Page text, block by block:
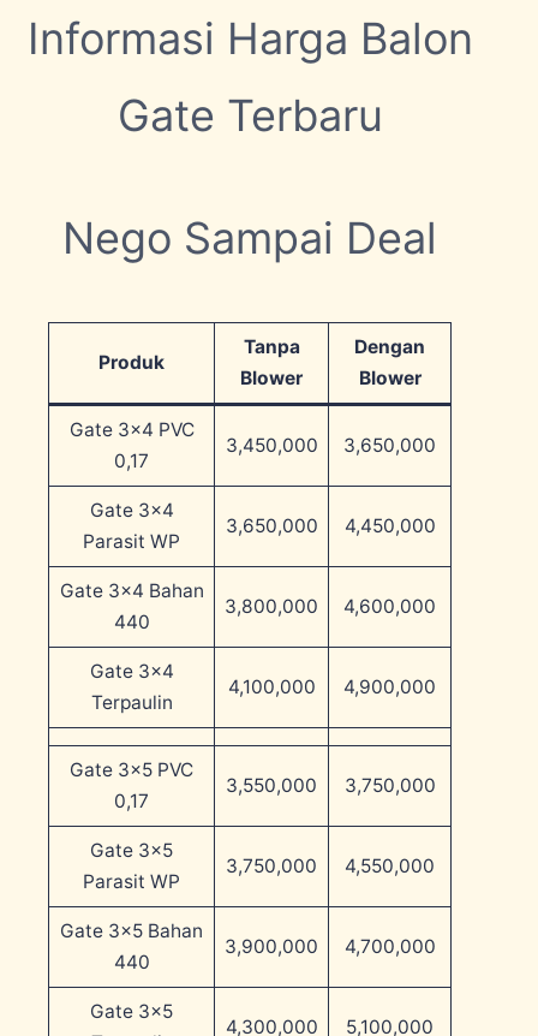
Informasi Harga Balon
Gate Terbaru
Nego Sampai Deal
Produk
Tanpa
Blower
Dengan
Blower
Gate 3×4 PVC
0,17
3,450,000 3,650,000
Gate 3×4
Parasit WP
3,650,000 4,450,000
Gate 3×4 Bahan
440
3,800,000 4,600,000
Gate 3×4
Terpaulin
4,100,000 4,900,000
Gate 3×5 PVC
0,17
3,550,000 3,750,000
Gate 3×5
Parasit WP
3,750,000 4,550,000
Gate 3×5 Bahan
440
3,900,000 4,700,000
Gate 3×5
4,300,000 5,100,000